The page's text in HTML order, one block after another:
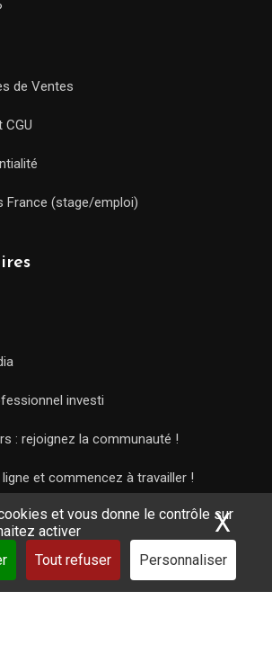
et vous donne le contrôle sur
activer
Tout refuser Personnaliser
X
de Ventes
France (stage/emploi)
investi
: rejoignez la communauté !
et commencez à travailler !